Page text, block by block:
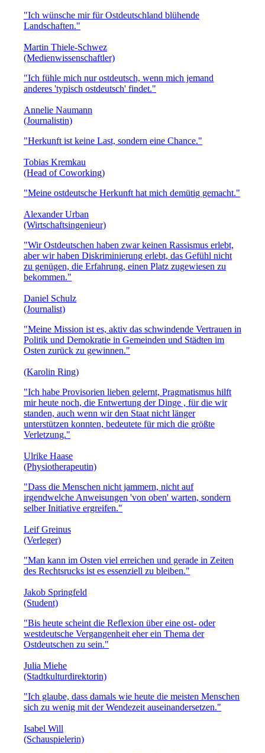
"Ich wünsche mir für Ostdeutschland blühende
Landschaften."
Martin Thiele-Schwez
(Medienwissenschaftler)
"Ich fühle mich nur ostdeutsch, wenn mich jemand
anderes 'typisch ostdeutsch' findet."
Annelie Naumann
(Journalistin)
"Herkunft ist keine Last, sondern eine Chance."
Tobias Kremkau
(Head of Coworking)
"Meine ostdeutsche Herkunft hat mich demütig gemacht."
Alexander Urban
(Wirtschaftsingenieur)
"Wir Ostdeutschen haben zwar keinen Rassismus erlebt,
aber wir haben Diskriminierung erlebt, das Gefühl nicht
zu genügen, die Erfahrung, einen Platz zugewiesen zu
bekommen."
Daniel Schulz
(Journalist)
"Meine Mission ist es, aktiv das schwindende Vertrauen in
Politik und Demokratie in Gemeinden und Städten im
Osten zurück zu gewinnen."
(Karolin Ring)
"Ich habe Provisorien lieben gelernt, Pragmatismus hilft
mir heute noch, die Entwertung der Dinge , für die wir
standen, auch wenn wir den Staat nicht länger
unterstützen konnten, bedeutete für mich die größte
Verletzung."
Ulrike Haase
(Physiotherapeutin)
"Dass die Menschen nicht jammern, nicht auf
irgendwelche Anweisungen 'von oben' warten, sondern
selber Initiative ergreifen."
Leif Greinus
(Verleger)
"Man kann im Osten viel erreichen und gerade in Zeiten
des Rechtsrucks ist es essenziell zu bleiben."
Jakob Springfeld
(Student)
"Bis heute scheint die Reflexion über eine ost- oder
westdeutsche Vergangenheit eher ein Thema der
Ostdeutschen zu sein."
Julia Miehe
(Stadtkulturdirektorin)
"Ich glaube, dass damals wie heute die meisten Menschen
sich zu wenig mit der Wendezeit auseinandersetzen."
Isabel Will
(Schauspielerin)